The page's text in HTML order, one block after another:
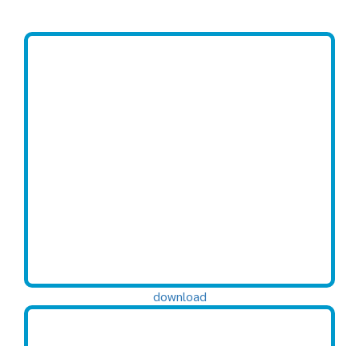
download